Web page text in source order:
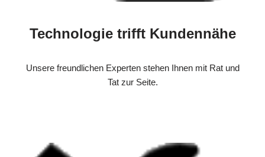
Technologie trifft Kundennähe
Unsere freundlichen Experten stehen Ihnen mit Rat und
Tat zur Seite.